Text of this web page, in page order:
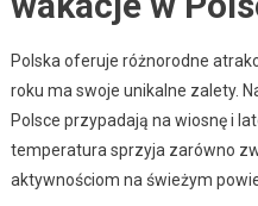
Polska oferuje różnorodne
roku ma swoje unikalne zalety.
Polsce przypadają na wiosnę i
temperatura sprzyja zarówno
aktywnościom na świeżym